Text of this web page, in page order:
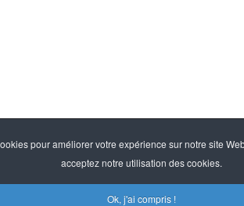
pour améliorer votre expérience sur notre site
acceptez notre utilisation des cookies.
Ok, j'ai compris !